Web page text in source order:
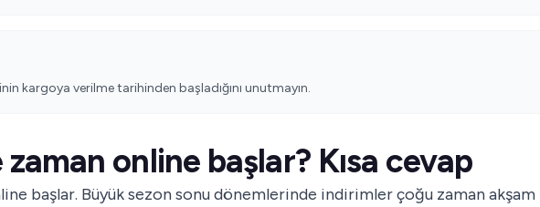
kargoya verilme tarihinden başladığını unutmayın.
online başlar? Kısa cevap
başlar. Büyük sezon sonu dönemlerinde indirimler çoğu zaman akşam